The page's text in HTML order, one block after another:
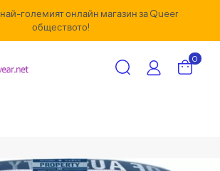
най-големият онлайн магазин за Queer
обществото!
0